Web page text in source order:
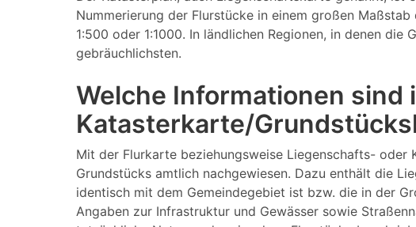
Nummerierung der Flurstücke in einem großen
1:500 oder 1:1000. In ländlichen Regionen, in denen
gebräuchlichsten.
Welche Informationen sind
Katasterkarte/
Mit der Flurkarte beziehungsweise Liegenschafts- oder
Grundstücks amtlich nachgewiesen. Dazu enthält die
identisch mit dem Gemeindegebiet ist bzw. die in der
Angaben zur Infrastruktur und Gewässer sowie